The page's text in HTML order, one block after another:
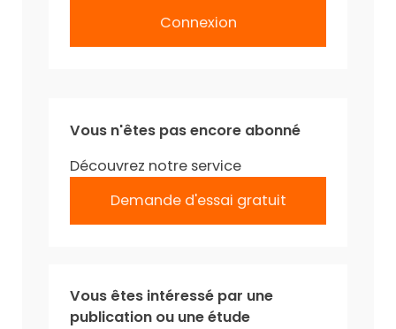
Connexion
Vous n'êtes pas encore abonné
Découvrez notre service
Demande d'essai gratuit
Vous êtes intéressé par une
publication ou une étude